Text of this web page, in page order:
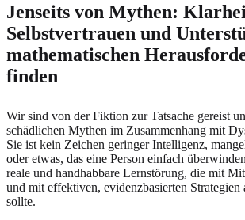
Jenseits von Mythen:
Selbstvertrauen und
mathematischen
finden
Wir sind von der Fiktion zur Tatsache gereist
schädlichen Mythen im Zusammenhang mit
Sie ist kein Zeichen geringer Intelligenz,
oder etwas, das eine Person einfach
reale und handhabbare Lernstörung, die mit
und mit effektiven, evidenzbasierten Strategien
sollte.